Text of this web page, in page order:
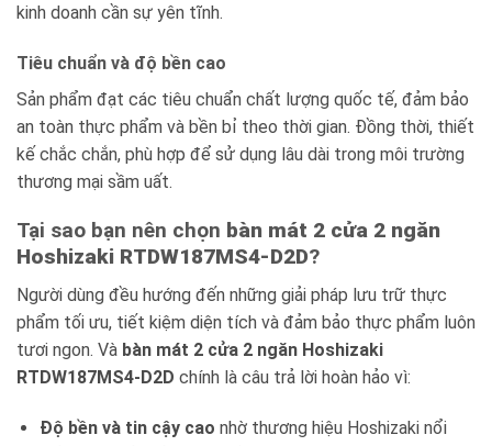
kinh doanh cần sự yên tĩnh.
Tiêu chuẩn và độ bền cao
Sản phẩm đạt các tiêu chuẩn chất lượng quốc tế, đảm bảo
an toàn thực phẩm và bền bỉ theo thời gian. Đồng thời, thiết
kế chắc chắn, phù hợp để sử dụng lâu dài trong môi trường
thương mại sầm uất.
Tại sao bạn nên chọn bàn mát 2 cửa 2 ngăn
Hoshizaki RTDW187MS4-D2D?
Người dùng đều hướng đến những giải pháp lưu trữ thực
phẩm tối ưu, tiết kiệm diện tích và đảm bảo thực phẩm luôn
tươi ngon. Và bàn mát 2 cửa 2 ngăn Hoshizaki
RTDW187MS4-D2D chính là câu trả lời hoàn hảo vì:
Độ bền và tin cậy cao nhờ thương hiệu Hoshizaki nổi